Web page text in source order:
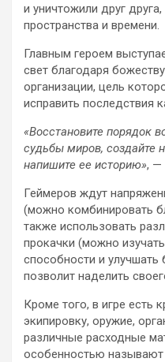
и уничтожили друг
пространства и времени.
Главным героем
свет благодаря
организации, цель
исправить последствия
«Восстановите порядок
судьбы миров, создайте
напишите ее историю», —
Геймеров ждут
(можно комбинировать
также использовать
прокачки (можно
способности и
позволит наделить
Кроме того, в игре есть
экипировку, оружие,
различные расходные
особенностью